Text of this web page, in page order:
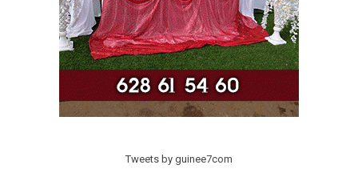
Tweets by guinee7com